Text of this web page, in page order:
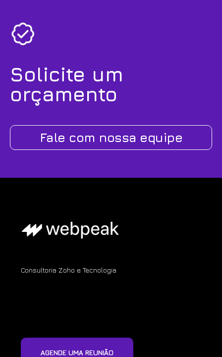
Solicite um
orçamento
Fale com nossa equipe
Consultoria Zoho e Tecnologia
AGENDE UMA REUNIÃO